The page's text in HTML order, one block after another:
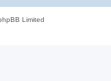
Limited